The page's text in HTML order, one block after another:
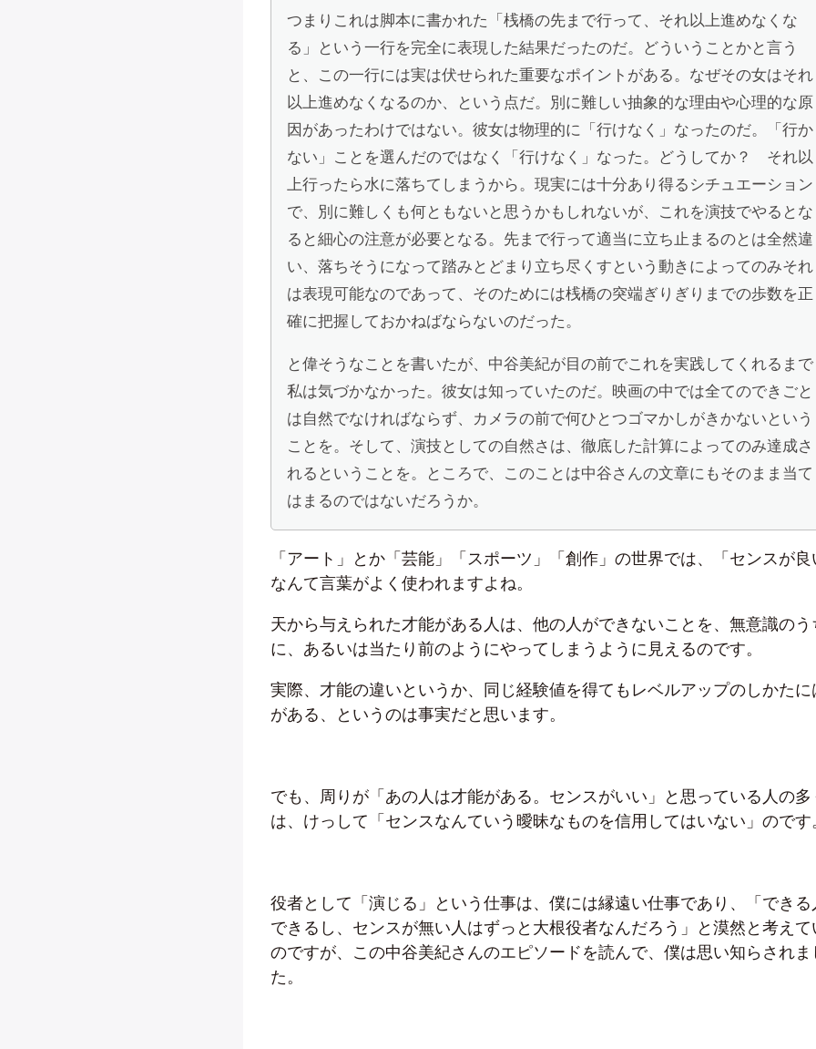
つまりこれは脚本に書かれた「桟橋の先まで行って、それ以上進めなくな
る」という一行を完全に表現した結果だったのだ。どういうことかと言う
と、この一行には実は伏せられた重要なポイントがある。なぜその女はそれ
以上進めなくなるのか、という点だ。別に難しい抽象的な理由や心理的な原
因があったわけではない。彼女は物理的に「行けなく」なったのだ。「行か
ない」ことを選んだのではなく「行けなく」なった。どうしてか？ それ以
上行ったら水に落ちてしまうから。現実には十分あり得るシチュエーション
で、別に難しくも何ともないと思うかもしれないが、これを演技でやるとな
ると細心の注意が必要となる。先まで行って適当に立ち止まるのとは全然違
い、落ちそうになって踏みとどまり立ち尽くすという動きによってのみそれ
は表現可能なのであって、そのためには桟橋の突端ぎりぎりまでの歩数を正
確に把握しておかねばならないのだった。
と偉そうなことを書いたが、中谷美紀が目の前でこれを実践してくれるまで
私は気づかなかった。彼女は知っていたのだ。映画の中では全てのできごと
は自然でなければならず、カメラの前で何ひとつゴマかしがきかないという
ことを。そして、演技としての自然さは、徹底した計算によってのみ達成さ
れるということを。ところで、このことは中谷さんの文章にもそのまま当て
はまるのではないだろうか。
「アート」とか「芸能」「スポーツ」「創作」の世界では、「センスが良
なんて言葉がよく使われますよね。
天から与えられた才能がある人は、他の人ができないことを、無意識のう
に、あるいは当たり前のようにやってしまうように見えるのです。
実際、才能の違いというか、同じ経験値を得てもレベルアップのしかたに
がある、というのは事実だと思います。
でも、周りが「あの人は才能がある。センスがいい」と思っている人の多
は、けっして「センスなんていう曖昧なものを信用してはいない」のです
役者として「演じる」という仕事は、僕には縁遠い仕事であり、「できる
できるし、センスが無い人はずっと大根役者なんだろう」と漠然と考えて
のですが、この中谷美紀さんのエピソードを読んで、僕は思い知らされま
た。